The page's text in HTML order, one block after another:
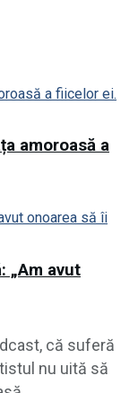
amoroasă a
„Am avut
că suferă
nu uită să